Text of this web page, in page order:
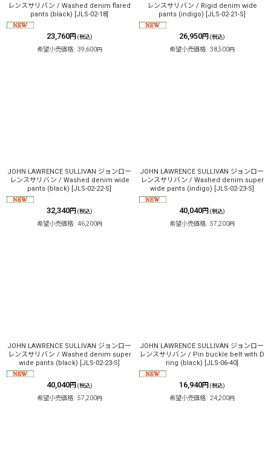
レンスサリバン / Washed denim flared
pants (black)
JLS-02-18
23,760円 (税込)
希望小売価格: 39,600円
レンスサリバン / Rigid denim wide
pants (indigo)
JLS-02-21-S
26,950円 (税込)
希望小売価格: 38,500円
JOHN LAWRENCE SULLIVAN ジョンロー
レンスサリバン / Washed denim wide
pants (black)
JLS-02-22-S
32,340円 (税込)
希望小売価格: 46,200円
JOHN LAWRENCE SULLIVAN ジョンロー
レンスサリバン / Washed denim super
wide pants (indigo)
JLS-02-23-S
40,040円 (税込)
希望小売価格: 57,200円
JOHN LAWRENCE SULLIVAN ジョンロー
レンスサリバン / Washed denim super
wide pants (black)
JLS-02-23-S
40,040円 (税込)
希望小売価格: 57,200円
JOHN LAWRENCE SULLIVAN ジョンロー
レンスサリバン / Pin buckle belt with D
ring (black)
JLS-06-40]
16,940円 (税込)
希望小売価格: 24,200円